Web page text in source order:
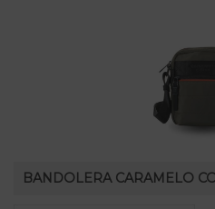
BANDOLERA CARAMELO